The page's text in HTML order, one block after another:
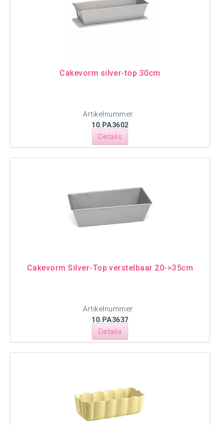
Cakevorm silver-top 30cm
Artikelnummer:
10.PA3602
Details
Cakevorm Silver-Top verstelbaar 20->35cm
Artikelnummer:
10.PA3637
Details